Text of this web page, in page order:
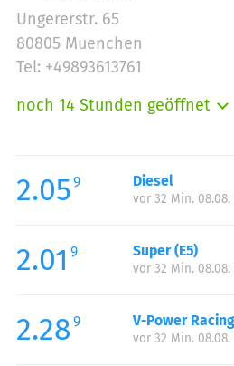
Ungererstr. 65
80805 Muenchen
Tel: +49893613761
noch 14 Stunden geöffnet
Mittwoch:
Donnerstag:
Samstag:
Sonntag:
2.059 Diesel
vor 32 Min. 08.08.
2.01 9 Super (E5)
vor 32 Min. 08.08.
2.28 9 V-Power Racing
vor 32 Min. 08.08.